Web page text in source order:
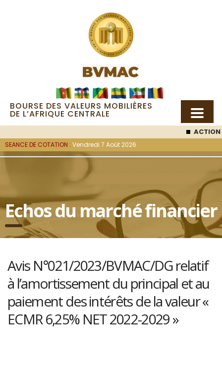
BOURSE DES VALEURS MOBILIÈRES
DE L’AFRIQUE CENTRALE
ACTION SEMC:
SEANCE DE COTATION : Vendredi 7 Août 2026
Echos du marché financier
Avis N°021/2023/BVMAC/DG relatif
à l’amortissement du principal et au
paiement des intérêts de la valeur «
ECMR 6,25% NET 2022-2029 »